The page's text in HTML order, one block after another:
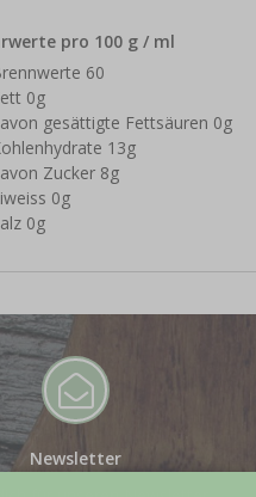
pro 100 g / ml
60
0g
gesättigte Fettsäuren 0g
13g
Zucker 8g
0g
0g
Newsletter